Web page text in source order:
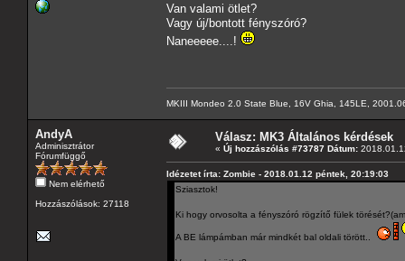
Van valami ötlet?
Vagy új/bontott fényszóró?
Naneeeee....!
MKIII Mondeo 2.0 State Blue, 16V Ghia, 145LE,
AndyA
Adminisztrátor
Fórumfüggő
Nem elérhető
Hozzászólások: 27118
Válasz: MK3 Általános kérdések
« Új hozzászólás #73787 Dátum:
Idézetet írta: Zombie - 2018.01.12 péntek, 20:19:03
Sziasztok!
Ki hogy orvosolta a fényszóró rögzítő fülek
A BE lámpámban már mindkét bal oldali törött..